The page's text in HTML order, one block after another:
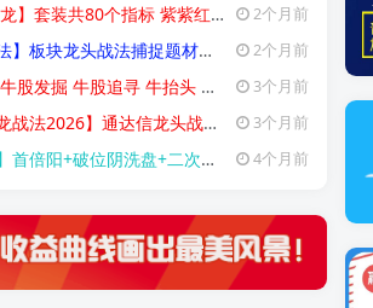
，主力吸筹， 抓龙头，跟主力 无加密，永久使用! 2个月前
度个股强度行业排名 只做龙头 不做杂毛通达信电脑版全套指标 2个月前
升浪 主力主升必擒 通达信高端精品指标（主图+副图+选股器全套） 3个月前
码集中控盘指标公式牛股启动中长线波段操作精品指标 3个月前
倍阳+突破倍阳进攻新模式 通达信1主3副3选股 4个月前